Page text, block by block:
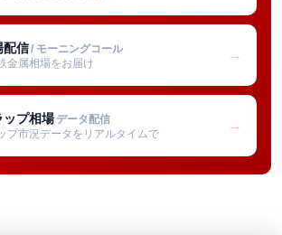
配信/ モーニングコール
金属相場をお届け
→
ップ相場 データ配信
プ市況データをリアルタイムで
→